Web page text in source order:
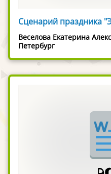
Сценарий праздника
Веселова Екатерина
Петербург